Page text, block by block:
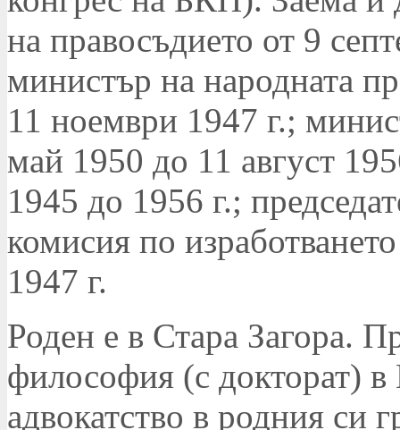
на правосъдието от 9
министър на народната
11 ноември 1947 г.;
май 1950 до 11 август
1945 до 1956 г.;
комисия по
1947 г.
Роден е в Стара Загора.
философия (с докторат)
адвокатство в родния си